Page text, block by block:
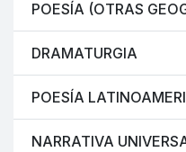
POESÍA (OTRAS
DRAMATURGIA
POESÍA
NARRATIVA